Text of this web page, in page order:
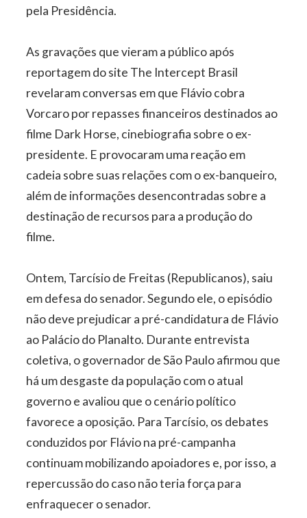
pela Presidência.
As gravações que vieram a público após
reportagem do site The Intercept Brasil
revelaram conversas em que Flávio cobra
Vorcaro por repasses financeiros destinados ao
filme Dark Horse, cinebiografia sobre o ex-
presidente. E provocaram uma reação em
cadeia sobre suas relações com o ex-banqueiro,
além de informações desencontradas sobre a
destinação de recursos para a produção do
filme.
Ontem, Tarcísio de Freitas (Republicanos), saiu
em defesa do senador. Segundo ele, o episódio
não deve prejudicar a pré-candidatura de Flávio
ao Palácio do Planalto. Durante entrevista
coletiva, o governador de São Paulo afirmou que
há um desgaste da população com o atual
governo e avaliou que o cenário político
favorece a oposição. Para Tarcísio, os debates
conduzidos por Flávio na pré-campanha
continuam mobilizando apoiadores e, por isso, a
repercussão do caso não teria força para
enfraquecer o senador.